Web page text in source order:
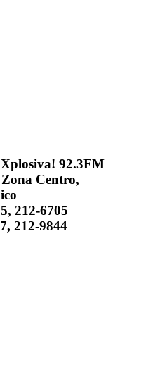
92.3FM
Centro,
212-6705
212-9844